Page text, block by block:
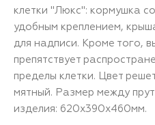
клетки "Люкс": кормушка
удобным креплением,
для надписи. Кроме того,
препятствует
пределы клетки. Цвет
мятный. Размер между
изделия: 620x390x460мм.